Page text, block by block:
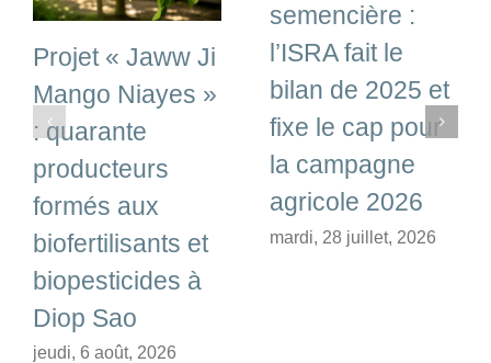
Projet « Jaww Ji
Mango Niayes »
: quarante
producteurs
formés aux
biofertilisants et
biopesticides à
Diop Sao
jeudi, 6 août, 2026
semencière :
l’ISRA fait le
bilan de 2025 et
fixe le cap pour
la campagne
agricole 2026
mardi, 28 juillet, 2026